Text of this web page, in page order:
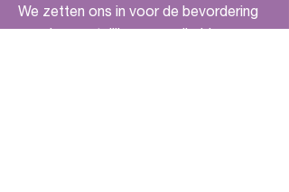
We zetten ons in voor de bevordering